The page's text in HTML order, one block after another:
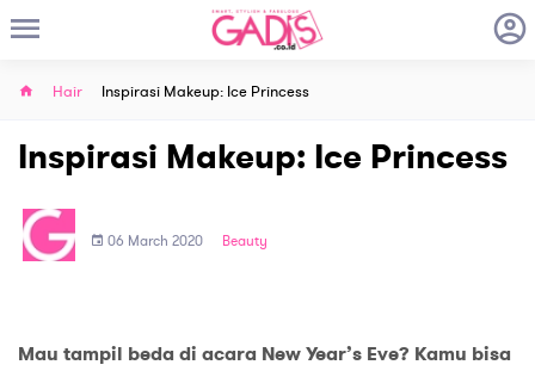
Hair Inspirasi Makeup: Ice Princess
Inspirasi Makeup: Ice Princess
06 March 2020 Beauty
Mau tampil beda di acara New Year’s Eve? Kamu bisa